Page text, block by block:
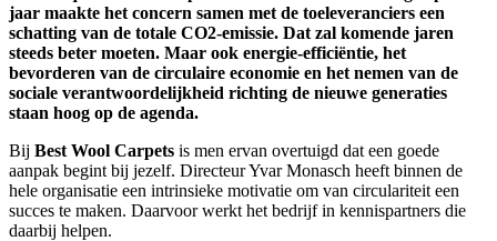
jaar maakte het concern samen met de toeleveranciers een
schatting van de totale CO2-emissie. Dat zal komende jaren
steeds beter moeten. Maar ook energie-efficiëntie, het
bevorderen van de circulaire economie en het nemen van de
sociale verantwoordelijkheid richting de nieuwe generaties
staan hoog op de agenda.
Bij Best Wool Carpets is men ervan overtuigd dat een goede
aanpak begint bij jezelf. Directeur Yvar Monasch heeft binnen de
hele organisatie een intrinsieke motivatie om van circulariteit een
succes te maken. Daarvoor werkt het bedrijf in kennispartners die
daarbij helpen.